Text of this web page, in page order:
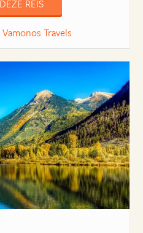
REIS
Travels